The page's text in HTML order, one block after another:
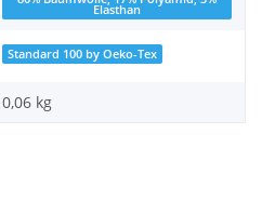
Elasthan
Standard 100 by Oeko-Tex
0,06 kg